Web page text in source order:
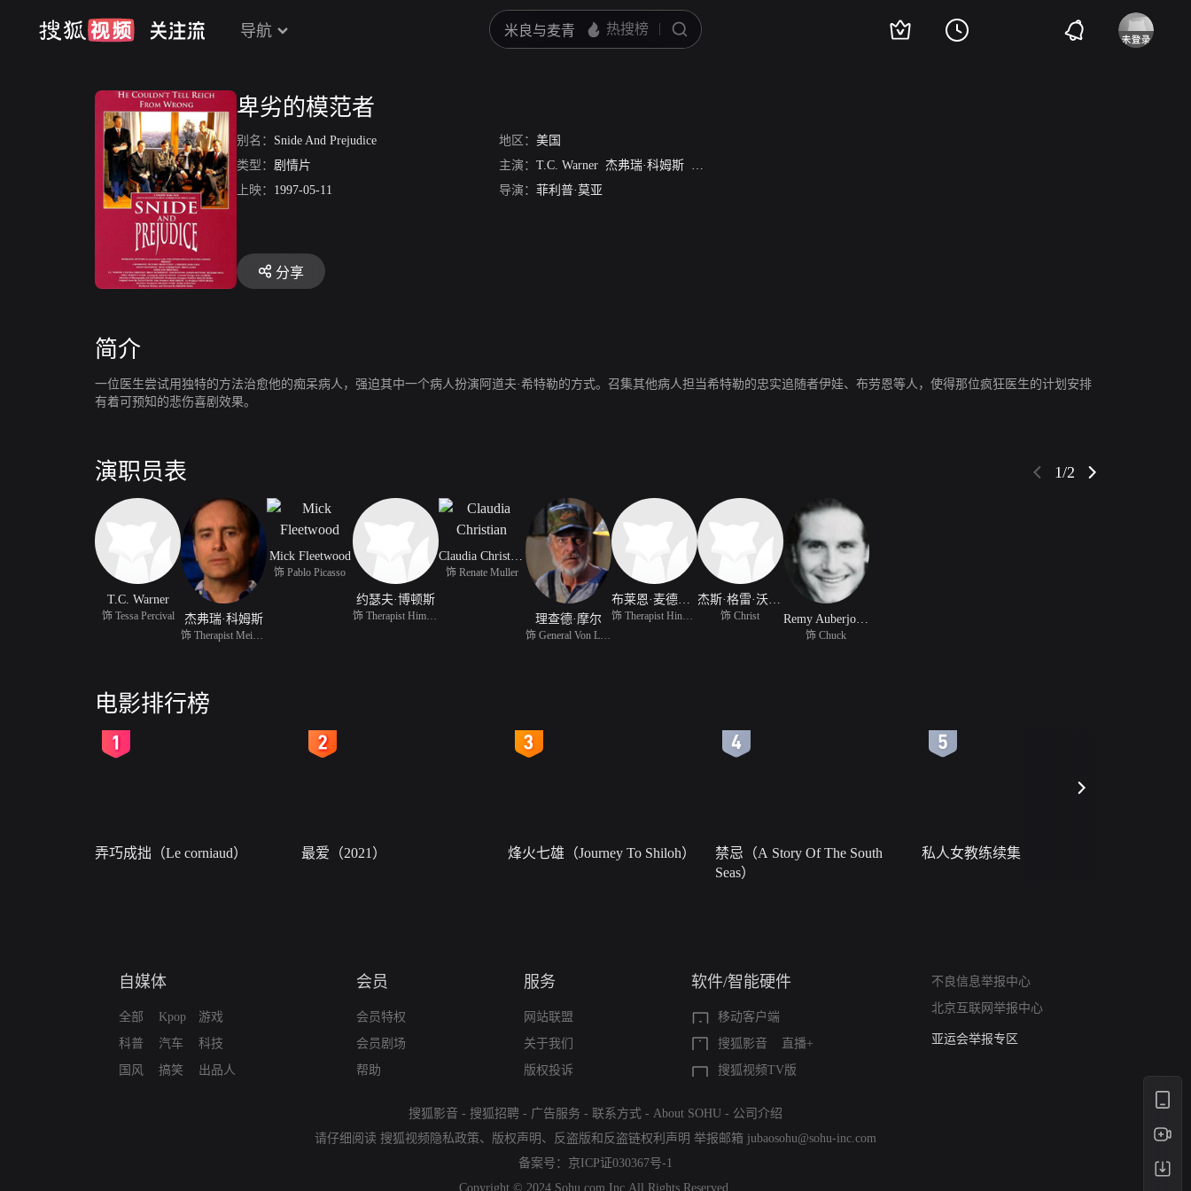
导航
卑劣的模范者
别名： Snide And Prejudice 地区： 美国
类型： 剧情片 主演： T.C. Warner 杰弗瑞·科姆斯 Mick Fleetwood
上映： 1997-05-11 导演： 菲利普·莫亚
分享
简介
一位医生尝试用独特的方法治愈他的痴呆病人，强迫其中一个病人扮演阿道夫·希特勒的方式。召集其他病人担当希特勒的忠实追随者伊娃、布劳恩等人，使得那位疯狂医生的计划安排
有着可预知的悲伤喜剧效果。
演职员表 1/2
T.C. Warner
饰 Tessa Percival 杰弗瑞·科姆斯
Mick Fleetwood
饰 Pablo Picasso
约瑟夫·博顿斯
饰 Therapist Himmler
Claudia Christian
饰 Renate Muller
理查德·摩尔
饰 General Von Ludendor
布莱恩·麦德莫特
饰 Therapist Hindenberg
杰斯·格雷·沃尔肯
饰 Christ Remy Auberjonois
饰 Chuck
电影排行榜
弄巧成拙（Le corniaud） 最爱（2021） 烽火七雄（Journey To Shiloh）
禁忌（A Story Of The South
Seas）
私人女教练续集
自媒体
全部
科普
国风
Kpop
汽车
搞笑
游戏
科技
出品人
会员
会员特权
会员剧场
帮助
服务
网站联盟
关于我们
版权投诉
软件/智能硬件
移动客户端
搜狐影音
直播+
搜狐视频TV版
不良信息举报中心
北京互联网举报中心
算法推荐专项举报
亚运会举报专区
搜狐影音 - 搜狐招聘 - 广告服务 - 联系方式 - About SOHU - 公司介绍
请仔细阅读 搜狐视频隐私政策、 版权声明 、 反盗版和反盗链权利声明 举报邮箱 jubaosohu@sohu-inc.com
备案号： 京ICP证030367号-1
Copyright © 2024 Sohu.com Inc.All Rights Reserved.